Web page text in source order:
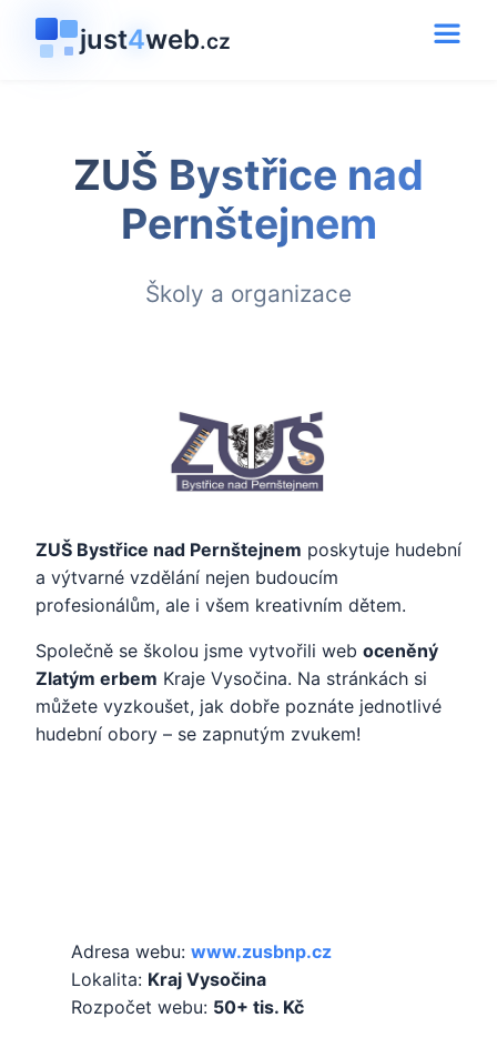
just4web.cz
ZUŠ Bystřice nad
Pernštejnem
Školy a organizace
ZUŠ Bystřice nad Pernštejnem poskytuje hudební
a výtvarné vzdělání nejen budoucím
profesionálům, ale i všem kreativním dětem.
Společně se školou jsme vytvořili web oceněný
Zlatým erbem Kraje Vysočina. Na stránkách si
můžete vyzkoušet, jak dobře poznáte jednotlivé
hudební obory – se zapnutým zvukem!
Adresa webu: www.zusbnp.cz
Lokalita: Kraj Vysočina
Rozpočet webu: 50+ tis. Kč